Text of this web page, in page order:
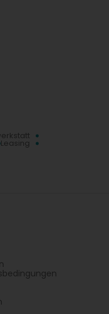
Leasing